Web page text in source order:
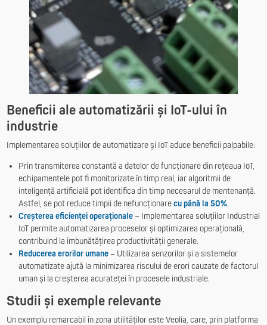
Beneficii ale automatizării și IoT-ului în
industrie
Implementarea soluțiilor de automatizare și IoT aduce beneficii palpabile:
Prin transmiterea constantă a datelor de funcționare din rețeaua IoT,
echipamentele pot fi monitorizate în timp real, iar algoritmii de
inteligență artificială pot identifica din timp necesarul de mentenanță.
Astfel, se pot reduce timpii de nefuncționarecu până la 50%.
Creșterea eficienței operaționale– Implementarea soluțiilor Industrial
IoT permite automatizarea proceselor și optimizarea operațională,
contribuind la îmbunătățirea productivității generale.
Reducerea erorilor umane– Utilizarea senzorilor și a sistemelor
automatizate ajută la minimizarea riscului de erori cauzate de factorul
uman și la creșterea acurateței în procesele industriale.
Studii și exemple relevante
Un exemplu remarcabil în zona utilităților este Veolia, care, prin platforma